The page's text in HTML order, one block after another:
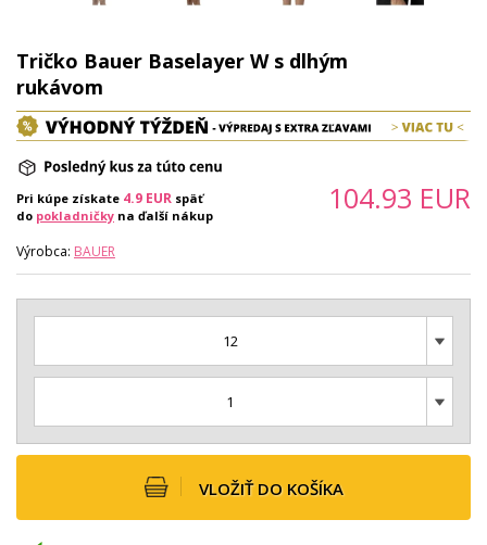
Tričko Bauer Baselayer W s dlhým
rukávom
Pri kúpe získate 4.9 EUR späť
do pokladničky na ďalší nákup
Výrobca: BAUER
104.93 EUR
12
1
VLOŽIŤ DO KOŠÍKA